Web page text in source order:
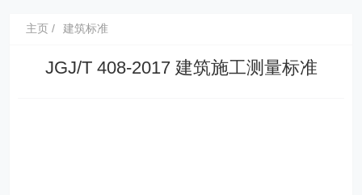
主页 建筑标准
JGJ/T 408-2017 建筑施工测量标准